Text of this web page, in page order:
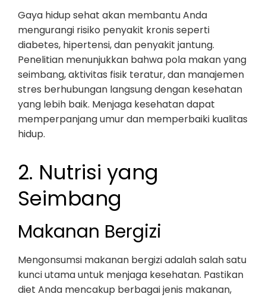
Gaya hidup sehat akan membantu Anda
mengurangi risiko penyakit kronis seperti
diabetes, hipertensi, dan penyakit jantung.
Penelitian menunjukkan bahwa pola makan yang
seimbang, aktivitas fisik teratur, dan manajemen
stres berhubungan langsung dengan kesehatan
yang lebih baik. Menjaga kesehatan dapat
memperpanjang umur dan memperbaiki kualitas
hidup.
2. Nutrisi yang
Seimbang
Makanan Bergizi
Mengonsumsi makanan bergizi adalah salah satu
kunci utama untuk menjaga kesehatan. Pastikan
diet Anda mencakup berbagai jenis makanan,